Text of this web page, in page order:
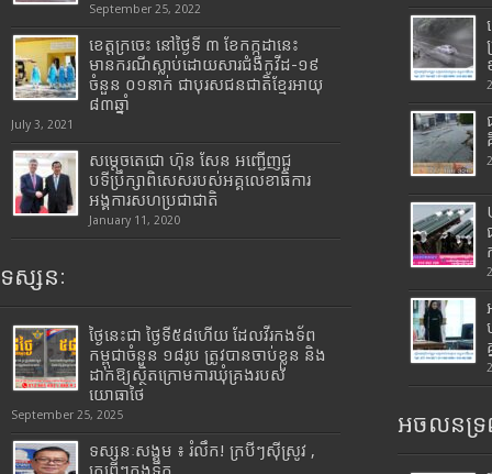
September 25, 2022
ខេត្តក្រចេះ នៅថ្ងៃទី ៣ ខែកក្កដានេះ
មានករណីស្លាប់ដោយសារជំងឺកូវីដ-១៩
ចំនួន ០១នាក់ ជាបុរសជនជាតិខ្មែរអាយុ
៨៣ឆ្នាំ
July 3, 2021
សម្តេចតេជោ ហ៊ុន សែន អញ្ជើញជួ
បទីប្រឹក្សាពិសេសរបស់អគ្គលេខាធិការ
អង្គការសហប្រជាជាតិ
January 11, 2020
ទស្សនៈ
ថ្ងៃនេះជា ថ្ងៃទី៥៨ហើយ ដែលវីរកងទ័ព
កម្ពុជាចំនួន ១៨រូប ត្រូវបានចាប់ខ្លួន និង
ដាក់ឱ្យស្ថិតក្រោមការឃុំគ្រងរបស់
យោធាថៃ
September 25, 2025
ទស្សនៈសង្គម ៖ រំលឹក! ក្របីៗស៊ីស្រូវ ,
អចលនទ្រ